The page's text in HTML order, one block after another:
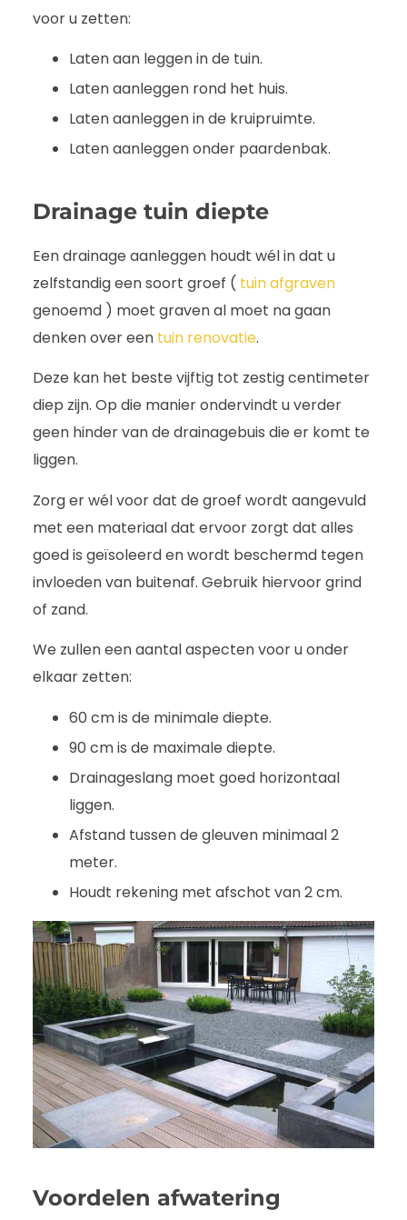
voor u zetten:
Laten aan leggen in de tuin.
Laten aanleggen rond het huis.
Laten aanleggen in de kruipruimte.
Laten aanleggen onder paardenbak.
Drainage tuin diepte
Een drainage aanleggen houdt wél in dat u
zelfstandig een soort groef ( tuin afgraven
genoemd ) moet graven al moet na gaan
denken over een tuin renovatie.
Deze kan het beste vijftig tot zestig centimeter
diep zijn. Op die manier ondervindt u verder
geen hinder van de drainagebuis die er komt te
liggen.
Zorg er wél voor dat de groef wordt aangevuld
met een materiaal dat ervoor zorgt dat alles
goed is geïsoleerd en wordt beschermd tegen
invloeden van buitenaf. Gebruik hiervoor grind
of zand.
We zullen een aantal aspecten voor u onder
elkaar zetten:
60 cm is de minimale diepte.
90 cm is de maximale diepte.
Drainageslang moet goed horizontaal
liggen.
Afstand tussen de gleuven minimaal 2
meter.
Houdt rekening met afschot van 2 cm.
Voordelen afwatering